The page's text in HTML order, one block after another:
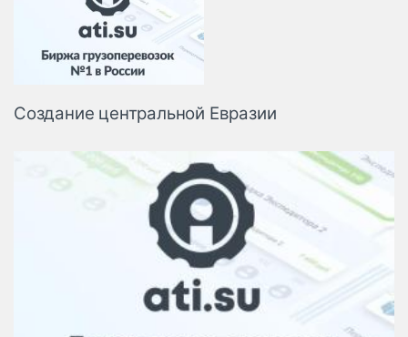
Создание центральной Евразии